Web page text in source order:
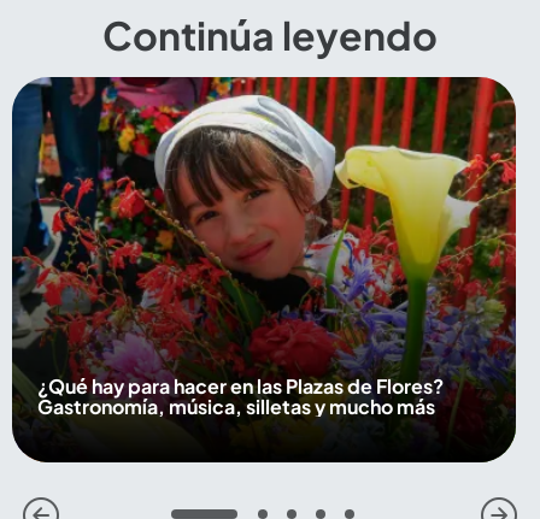
Continúa leyendo
¿Qué hay para hacer en las Plazas de Flores?
Gastronomía, música, silletas y mucho más